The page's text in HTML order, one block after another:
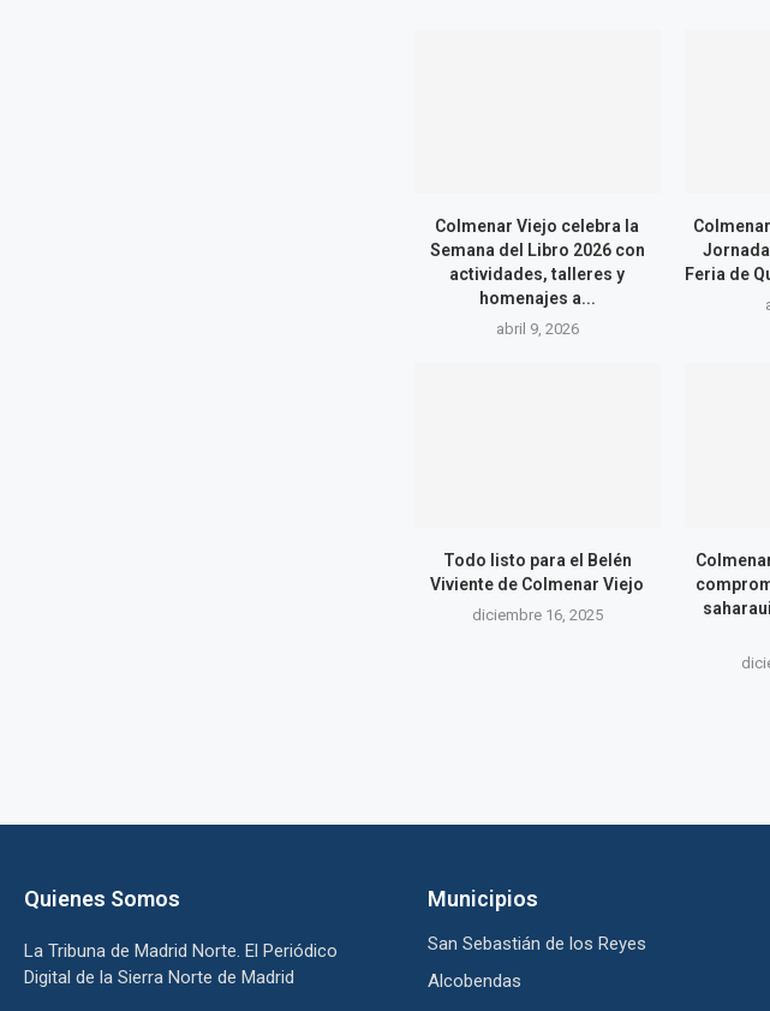
Colmenar Viejo celebra la
Semana del Libro 2026 con
actividades, talleres y
homenajes a...
abril 9, 2026
Feria de
Todo listo para el Belén
Viviente de Colmenar Viejo
diciembre 16, 2025
Quienes Somos
La Tribuna de Madrid Norte. El Periódico
Digital de la Sierra Norte de Madrid
Municipios
San Sebastián de los Reyes
Alcobendas